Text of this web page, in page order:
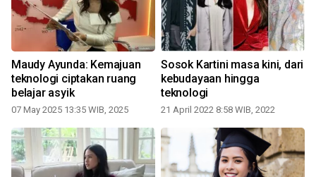
Maudy Ayunda: Kemajuan
teknologi ciptakan ruang
belajar asyik
07 May 2025 13:35 WIB, 2025
Sosok Kartini masa kini, dari
kebudayaan hingga
teknologi
21 April 2022 8:58 WIB, 2022